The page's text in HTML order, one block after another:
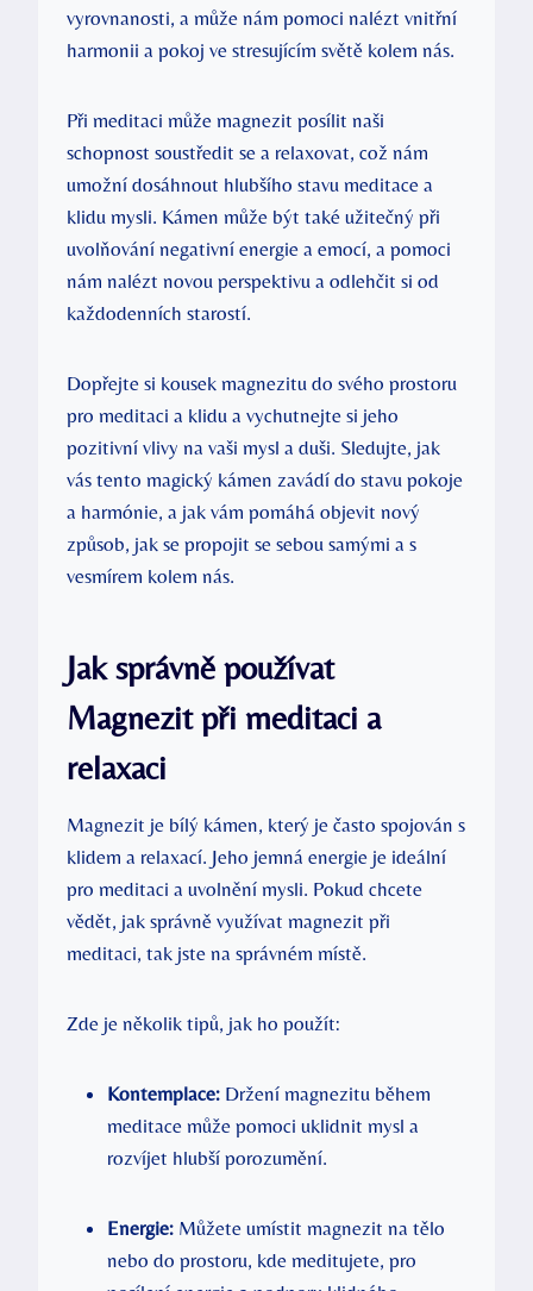
vyrovnanosti, a může nám pomoci nalézt vnitřní
harmonii a pokoj ve stresujícím světě kolem nás.
Při meditaci může magnezit posílit naši
schopnost soustředit se a relaxovat, což nám
umožní dosáhnout hlubšího stavu meditace a
klidu mysli. Kámen může být také užitečný při
uvolňování negativní energie a emocí, a pomoci
nám nalézt novou perspektivu a odlehčit si od
každodenních starostí.
Dopřejte si kousek magnezitu do svého prostoru
pro meditaci a klidu a vychutnejte si jeho
pozitivní vlivy na vaši mysl a duši. Sledujte, jak
vás tento magický kámen zavádí do stavu pokoje
a harmónie, a jak vám pomáhá objevit nový
způsob, jak se propojit se sebou samými a s
vesmírem kolem nás.
Jak správně používat
Magnezit při meditaci a
relaxaci
Magnezit je bílý kámen, který je často spojován s
klidem a relaxací. Jeho jemná energie je ideální
pro meditaci a uvolnění mysli. Pokud chcete
vědět, jak správně využívat magnezit při
meditaci, tak jste na správném místě.
Zde je několik tipů, jak ho použít:
Kontemplace: Držení magnezitu během
meditace může pomoci uklidnit mysl a
rozvíjet hlubší porozumění.
Energie: Můžete umístit magnezit na tělo
nebo do prostoru, kde meditujete, pro